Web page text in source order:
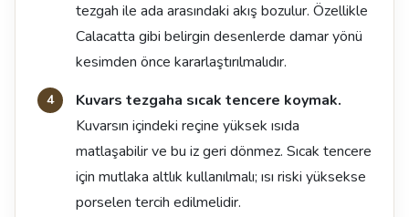
tezgah ile ada arasındaki akış bozulur. Özellikle
Calacatta gibi belirgin desenlerde damar yönü
kesimden önce kararlaştırılmalıdır.
Kuvars tezgaha sıcak tencere koymak.
Kuvarsın içindeki reçine yüksek ısıda
matlaşabilir ve bu iz geri dönmez. Sıcak tencere
için mutlaka altlık kullanılmalı; ısı riski yüksekse
porselen tercih edilmelidir.